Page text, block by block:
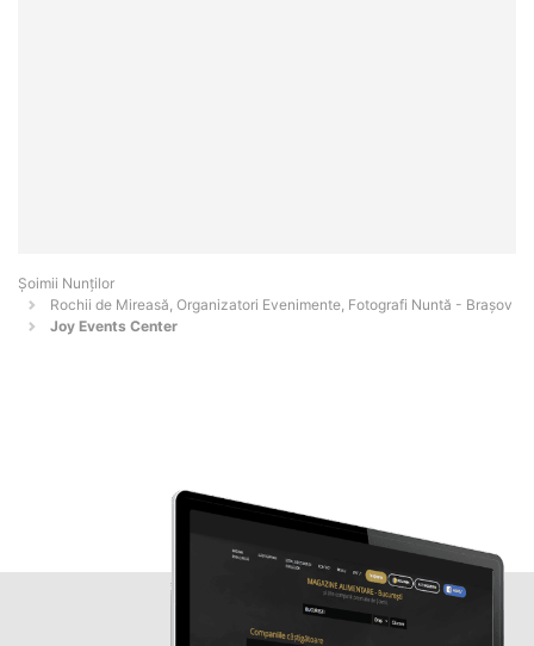
Șoimii Nunților
Rochii de Mireasă, Organizatori Evenimente, Fotografi Nuntă - Braşov
Joy Events Center